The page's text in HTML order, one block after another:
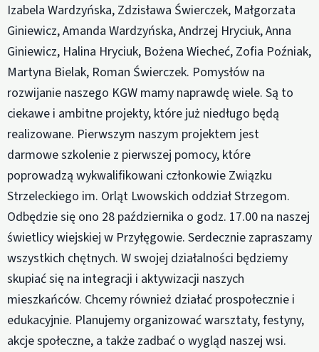
Izabela Wardzyńska, Zdzisława Świerczek, Małgorzata
Giniewicz, Amanda Wardzyńska, Andrzej Hryciuk, Anna
Giniewicz, Halina Hryciuk, Bożena Wiecheć, Zofia Poźniak,
Martyna Bielak, Roman Świerczek. Pomysłów na
rozwijanie naszego KGW mamy naprawdę wiele. Są to
ciekawe i ambitne projekty, które już niedługo będą
realizowane. Pierwszym naszym projektem jest
darmowe szkolenie z pierwszej pomocy, które
poprowadzą wykwalifikowani członkowie Związku
Strzeleckiego im. Orląt Lwowskich oddział Strzegom.
Odbędzie się ono 28 października o godz. 17.00 na naszej
świetlicy wiejskiej w Przyłęgowie. Serdecznie zapraszamy
wszystkich chętnych. W swojej działalności będziemy
skupiać się na integracji i aktywizacji naszych
mieszkańców. Chcemy również działać prospołecznie i
edukacyjnie. Planujemy organizować warsztaty, festyny,
akcje społeczne, a także zadbać o wygląd naszej wsi.